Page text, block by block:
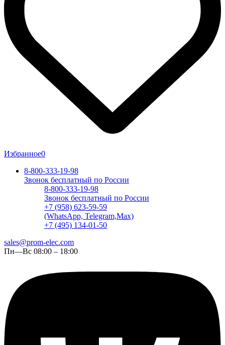
Избранное0
8-800-333-19-98
Звонок бесплатный по России
8-800-333-19-98
Звонок бесплатный по России
+7 (958) 623-59-59
(WhatsApp, Telegram,Max)
+7 (495) 134-01-50
sales@prom-elec.com
Пн—Вс 08:00 – 18:00